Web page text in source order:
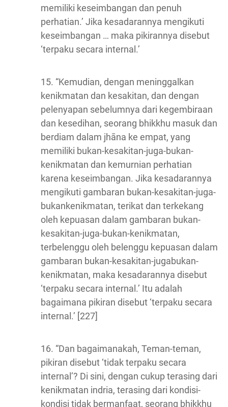
memiliki keseimbangan dan penuh
perhatian.’ Jika kesadarannya mengikuti
keseimbangan … maka pikirannya disebut
‘terpaku secara internal.’
15. “Kemudian, dengan meninggalkan
kenikmatan dan kesakitan, dan dengan
pelenyapan sebelumnya dari kegembiraan
dan kesedihan, seorang bhikkhu masuk dan
berdiam dalam jhāna ke empat, yang
memiliki bukan-kesakitan-juga-bukan-
kenikmatan dan kemurnian perhatian
karena keseimbangan. Jika kesadarannya
mengikuti gambaran bukan-kesakitan-juga-
bukankenikmatan, terikat dan terkekang
oleh kepuasan dalam gambaran bukan-
kesakitan-juga-bukan-kenikmatan,
terbelenggu oleh belenggu kepuasan dalam
gambaran bukan-kesakitan-jugabukan-
kenikmatan, maka kesadarannya disebut
‘terpaku secara internal.’ Itu adalah
bagaimana pikiran disebut ‘terpaku secara
internal.’ [227]
16. “Dan bagaimanakah, Teman-teman,
pikiran disebut ‘tidak terpaku secara
internal’? Di sini, dengan cukup terasing dari
kenikmatan indria, terasing dari kondisi-
kondisi tidak bermanfaat, seorang bhikkhu